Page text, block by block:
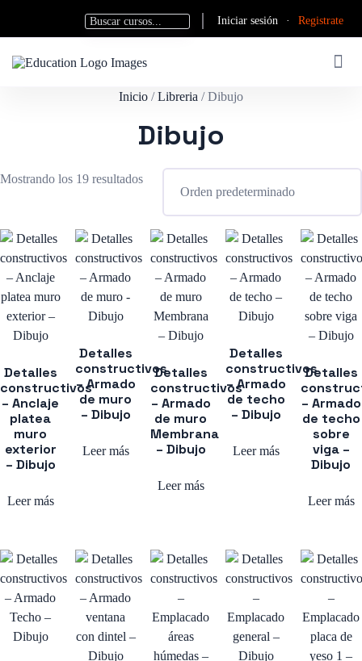
Iniciar sesión · Registrate
Inicio /Libreria / Dibujo
Dibujo
Mostrando los 19 resultados
Detalles
constructivos
– Anclaje
platea
muro
exterior
– Dibujo
Leer más
Detalles
constructivos
– Armado
de muro
– Dibujo
Leer más
Detalles
constructivos
– Armado
de muro
Membrana
– Dibujo
Leer más
Detalles
constructivos
– Armado
de techo
– Dibujo
Leer más
Detalles
– Armado
de techo
sobre
viga –
Dibujo
Leer más